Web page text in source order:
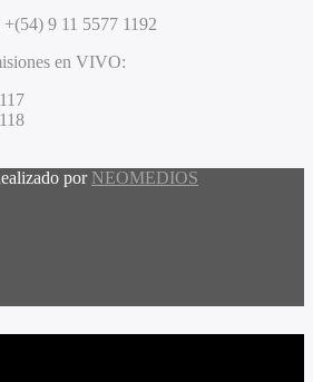
+(54) 9 11 5577 1192
en VIVO:
por NEOMEDIOS